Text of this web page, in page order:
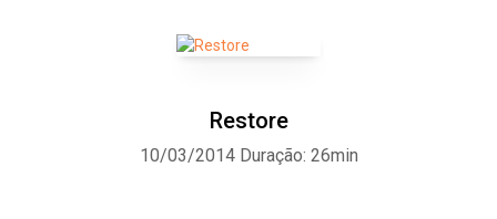
Restore
10/03/2014 Duração: 26min